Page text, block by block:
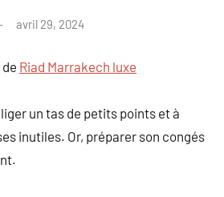
avril 29, 2024
de Riad Marrakech luxe
un tas de petits points et à
inutiles. Or, préparer son congés